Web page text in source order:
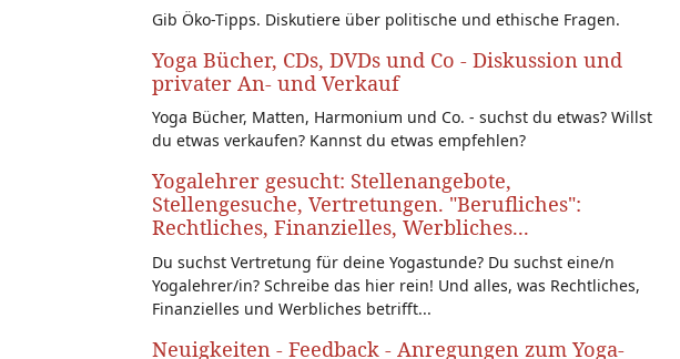
Gib Öko-Tipps. Diskutiere über politische und ethische Fragen.
Yoga Bücher, CDs, DVDs und Co - Diskussion und
privater An- und Verkauf
Yoga Bücher, Matten, Harmonium und Co. - suchst du etwas? Willst
du etwas verkaufen? Kannst du etwas empfehlen?
Yogalehrer gesucht: Stellenangebote,
Stellengesuche, Vertretungen. "Berufliches":
Rechtliches, Finanzielles, Werbliches...
Du suchst Vertretung für deine Yogastunde? Du suchst eine/n
Yogalehrer/in? Schreibe das hier rein! Und alles, was Rechtliches,
Finanzielles und Werbliches betrifft...
Neuigkeiten - Feedback - Anregungen zum Yoga-